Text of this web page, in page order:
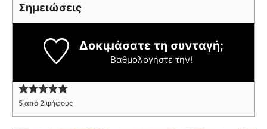
Σημειώσεις
Δοκιμάσατε τη συνταγή;
Βαθμολογήστε την!
5 από 2 ψήφους